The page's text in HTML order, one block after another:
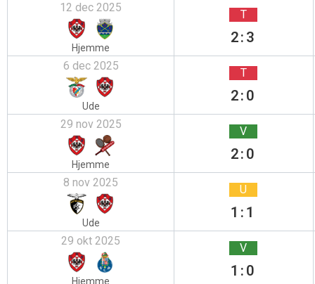
12 dec 2025
Hjemme
T
2:3
6 dec 2025
Ude
T
2:0
29 nov 2025
Hjemme
V
2:0
8 nov 2025
Ude
U
1:1
29 okt 2025
Hjemme
V
1:0